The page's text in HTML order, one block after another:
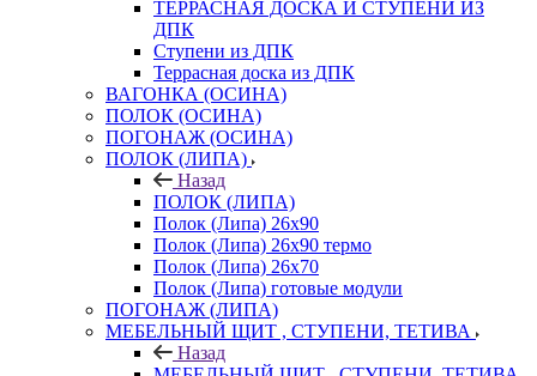
ТЕРРАСНАЯ ДОСКА И СТУПЕНИ ИЗ
ДПК
Ступени из ДПК
Террасная доска из ДПК
ВАГОНКА (ОСИНА)
ПОЛОК (ОСИНА)
ПОГОНАЖ (ОСИНА)
ПОЛОК (ЛИПА)
Назад
ПОЛОК (ЛИПА)
Полок (Липа) 26х90
Полок (Липа) 26х90 термо
Полок (Липа) 26х70
Полок (Липа) готовые модули
ПОГОНАЖ (ЛИПА)
МЕБЕЛЬНЫЙ ЩИТ , СТУПЕНИ, ТЕТИВА
Назад